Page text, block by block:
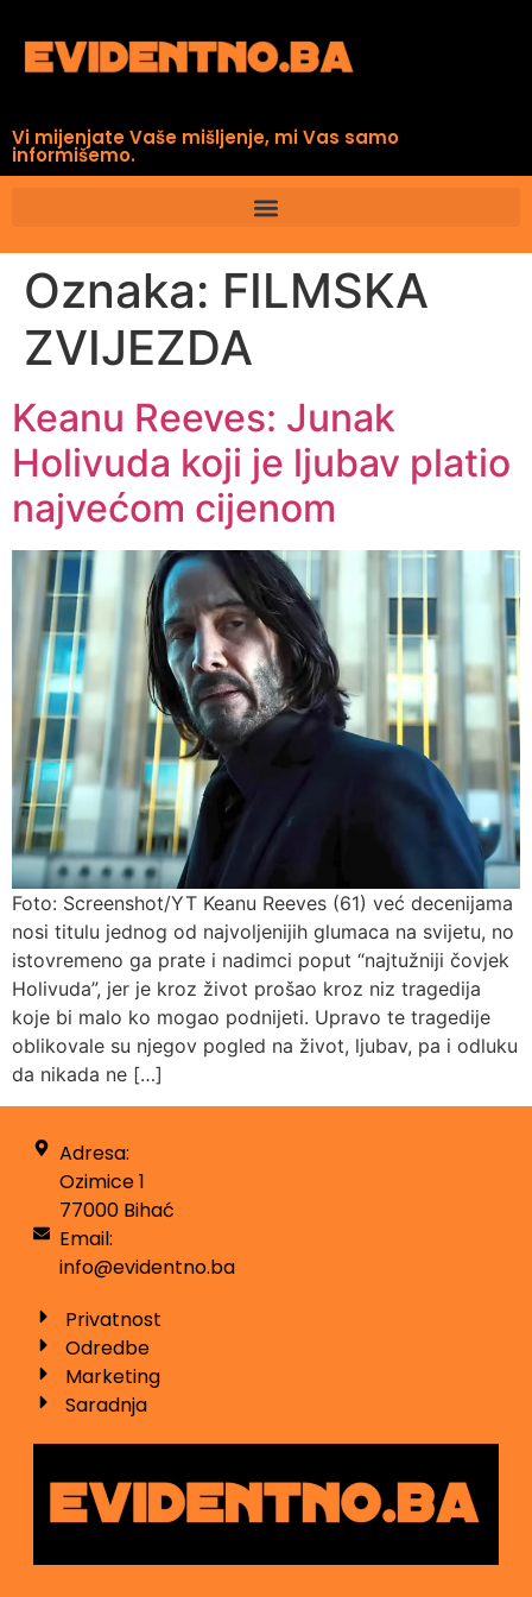
Vi mijenjate Vaše mišljenje, mi Vas samo
informišemo.
Oznaka: FILMSKA
ZVIJEZDA
Keanu Reeves: Junak
Holivuda koji je ljubav platio
najvećom cijenom
Foto: Screenshot/YT Keanu Reeves (61) već decenijama
nosi titulu jednog od najvoljenijih glumaca na svijetu, no
istovremeno ga prate i nadimci poput “najtužniji čovjek
Holivuda”, jer je kroz život prošao kroz niz tragedija
koje bi malo ko mogao podnijeti. Upravo te tragedije
oblikovale su njegov pogled na život, ljubav, pa i odluku
da nikada ne […]
Adresa:
Ozimice 1
77000 Bihać
Email:
info@evidentno.ba
Privatnost
Odredbe
Marketing
Saradnja